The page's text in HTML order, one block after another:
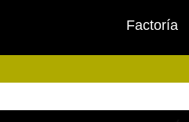
Factoría